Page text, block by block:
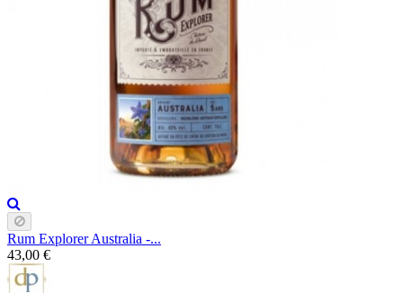
Rum Explorer Australia -...
43,00 €